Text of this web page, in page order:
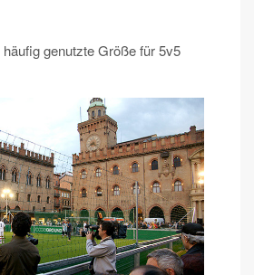
genutzte Größe für 5v5